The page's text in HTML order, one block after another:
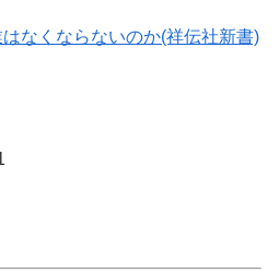
なくならないのか(祥伝社新書)